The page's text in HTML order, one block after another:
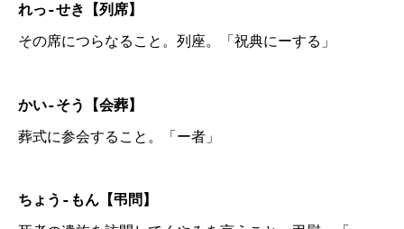
れっ-せき【列席】
その席につらなること。列座。「祝典にーする」
かい-そう【会葬】
葬式に参会すること。「ー者」
ちょう-もん【弔問】